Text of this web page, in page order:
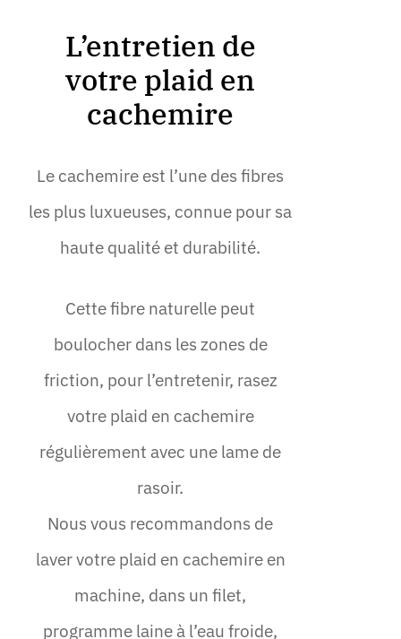
L’entretien de
votre plaid en
cachemire
Le cachemire est l’une des fibres
les plus luxueuses, connue pour sa
haute qualité et durabilité.
Cette fibre naturelle peut
boulocher dans les zones de
friction, pour l’entretenir, rasez
votre plaid en cachemire
régulièrement avec une lame de
rasoir.
Nous vous recommandons de
laver votre plaid en cachemire en
machine, dans un filet,
programme laine à l’eau froide,